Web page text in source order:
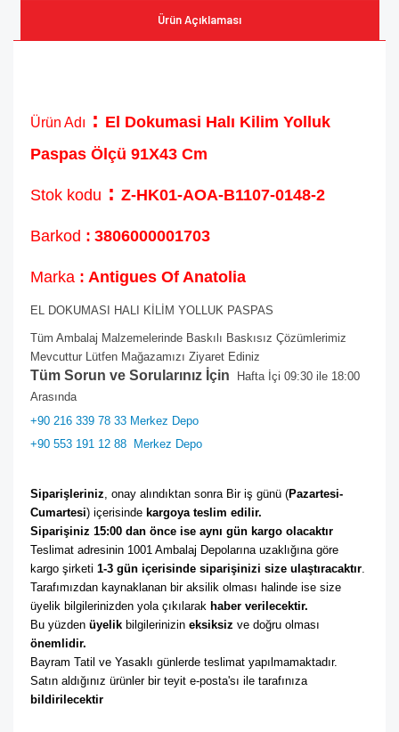
Ürün Açıklaması
Ürün Adı : El Dokumasi Halı Kilim Yolluk
Paspas Ölçü 91X43 Cm
Stok kodu : Z-HK01-AOA-B1107-0148-2
Barkod : 3806000001703
Marka : Antigues Of Anatolia
EL DOKUMASI HALI KİLİM YOLLUK PASPAS
Tüm Ambalaj Malzemelerinde Baskılı Baskısız Çözümlerimiz
Mevcuttur Lütfen Mağazamızı Ziyaret Ediniz
Tüm Sorun ve Sorularınız İçin Hafta İçi 09:30 ile 18:00
Arasında
+90 216 339 78 33 Merkez Depo
+90 553 191 12 88 Merkez Depo
Siparişleriniz , onay alındıktan sonra Bir iş günü (Pazartesi-
Cumartesi) içerisinde kargoya teslim edilir.
Siparişiniz 15:00 dan önce ise aynı gün kargo olacaktır
Teslimat adresinin 1001 Ambalaj Depolarına uzaklığına göre
kargo şirketi 1-3 gün içerisinde siparişinizi size ulaştıracaktır
Tarafımızdan kaynaklanan bir aksilik olması halinde ise size
üyelik bilgilerinizden yola çıkılarak haber verilecektir.
Bu yüzden üyelik bilgilerinizin eksiksiz
önemlidir.
Bayram Tatil ve Yasaklı günlerde teslimat yapılmamaktadır.
bildirilecektir